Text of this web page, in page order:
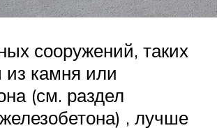
сооружений, таких
из камня или
(см. раздел
, лучше